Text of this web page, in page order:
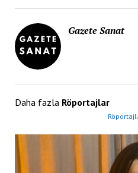
Gazete Sanat
Daha fazla Röportajlar